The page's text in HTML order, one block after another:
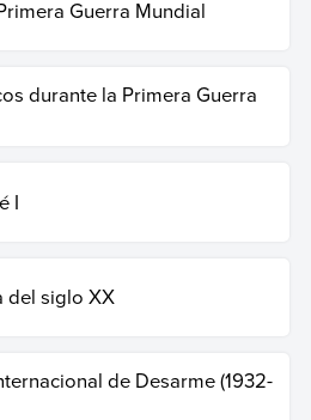
Guerra Mundial
durante la Primera Guerra
I
del siglo XX
de Desarme (1932-